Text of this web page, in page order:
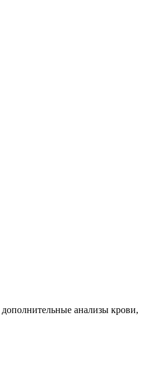
дополнительные анализы крови,